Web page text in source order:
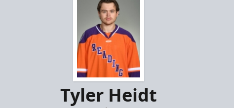
Tyler Heidt